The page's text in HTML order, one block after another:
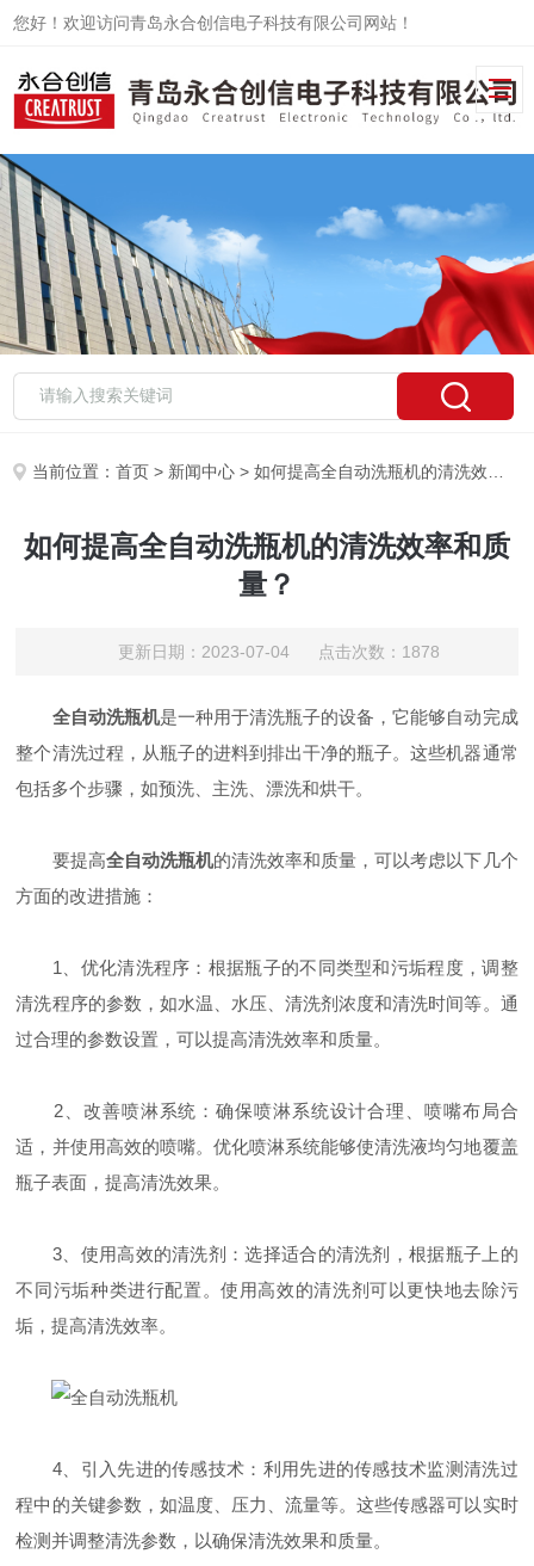
您好！欢迎访问青岛永合创信电子科技有限公司网站！
当前位置：首页 > 新闻中心 > 如何提高全自动洗瓶机的清洗效率和质量？
如何提高全自动洗瓶机的清洗效率和质
量？
更新日期：2023-07-04 点击次数：1878
全自动洗瓶机是一种用于清洗瓶子的设备，它能够自动完成
整个清洗过程，从瓶子的进料到排出干净的瓶子。这些机器通常
包括多个步骤，如预洗、主洗、漂洗和烘干。
要提高全自动洗瓶机的清洗效率和质量，可以考虑以下几个
方面的改进措施：
1、优化清洗程序：根据瓶子的不同类型和污垢程度，调整
清洗程序的参数，如水温、水压、清洗剂浓度和清洗时间等。通
过合理的参数设置，可以提高清洗效率和质量。
2、改善喷淋系统：确保喷淋系统设计合理、喷嘴布局合
适，并使用高效的喷嘴。优化喷淋系统能够使清洗液均匀地覆盖
瓶子表面，提高清洗效果。
3、使用高效的清洗剂：选择适合的清洗剂，根据瓶子上的
不同污垢种类进行配置。使用高效的清洗剂可以更快地去除污
垢，提高清洗效率。
4、引入先进的传感技术：利用先进的传感技术监测清洗过
程中的关键参数，如温度、压力、流量等。这些传感器可以实时
检测并调整清洗参数，以确保清洗效果和质量。